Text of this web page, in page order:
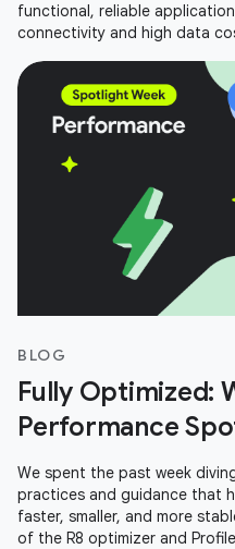
functional, reliable
connectivity and high data
BLOG
Fully Optimized:
Performance
We spent the past week
practices and guidance that
faster, smaller, and more
of the R8 optimizer and